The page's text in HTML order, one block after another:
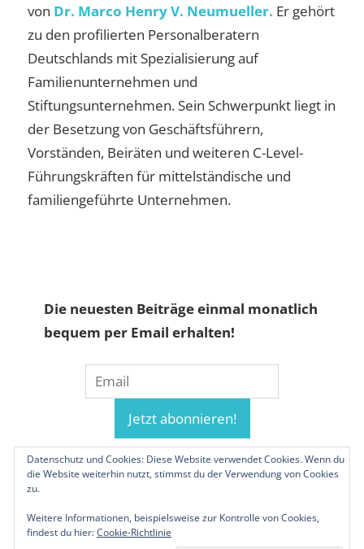
von Dr. Marco Henry V. Neumueller. Er gehört
zu den profilierten Personalberatern
Deutschlands mit Spezialisierung auf
Familienunternehmen und
Stiftungsunternehmen. Sein Schwerpunkt liegt in
der Besetzung von Geschäftsführern,
Vorständen, Beiräten und weiteren C-Level-
Führungskräften für mittelständische und
familiengeführte Unternehmen.
Die neuesten Beiträge einmal monatlich
bequem per Email erhalten!
© 2019-2026 Familienunternehmen.eu. Alle
Datenschutz und Cookies: Diese Website verwendet Cookies. Wenn du
die Website weiterhin nutzt, stimmst du der Verwendung von Cookies
zu.
Weitere Informationen, beispielsweise zur Kontrolle von Cookies,
findest du hier:Cookie-Richtlinie